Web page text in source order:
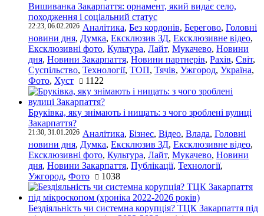
Вишиванка Закарпаття: орнамент, який видає село,
походження і соціальний статус
22:23, 06.02.2026 Аналітика, Без кордонів, Берегово, Головні
новини дня, Думка, Ексклюзив ЗД, Ексклюзивне відео,
Ексклюзивні фото, Культура, Лайт, Мукачево, Новини
дня, Новини Закарпаття, Новини партнерів, Рахів, Світ,
Суспільство, Технології, ТОП, Тячів, Ужгород, Україна,
Фото, Хуст 1122
Бруківка, яку знімають і нищать: з чого зроблені вулиці
Закарпаття?
21:30, 31.01.2026 Аналітика, Бізнес, Відео, Влада, Головні
новини дня, Думка, Ексклюзив ЗД, Ексклюзивне відео,
Ексклюзивні фото, Культура, Лайт, Мукачево, Новини
дня, Новини Закарпаття, Публікації, Технології,
Ужгород, Фото 1038
Бездіяльність чи системна корупція? ТЦК Закарпаття під